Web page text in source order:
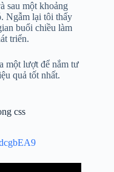
sau một khoảng
Ngẫm lại tôi thấy
buổi chiều làm
triển.
một lượt để nắm tư
quả tốt nhất.
css